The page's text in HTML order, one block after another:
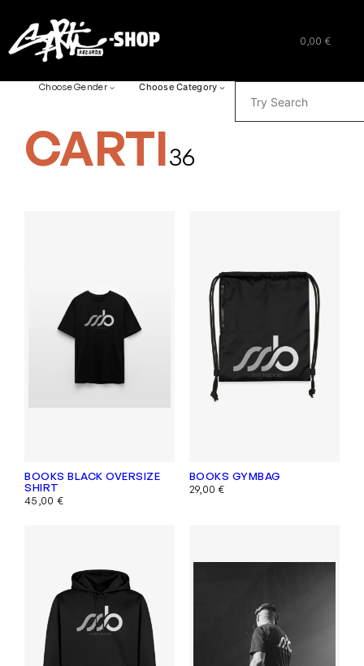
0,00 €
Choose Gender Choose Category
CARTI36
BOOKS BLACK OVERSIZE
SHIRT
45,00 €
BOOKS GYMBAG
29,00€